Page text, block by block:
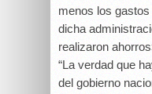
menos los gastos
dicha
realizaron
“La verdad que
del gobierno